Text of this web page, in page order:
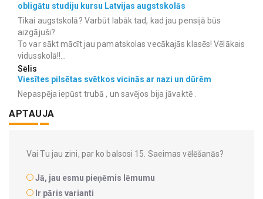
obligātu studiju kursu Latvijas augstskolās
Tikai augstskolā? Varbūt labāk tad, kad jau pensijā būs
aizgājuši?
To var sākt mācīt jau pamatskolas vecākajās klasēs! Vēlākais
vidusskolā!!...
Sēlis
Viesītes pilsētas svētkos vicinās ar nazi un dūrēm
Nepaspēja iepūst trubā , un savējos bija jāvaktē .
APTAUJA
Vai Tu jau zini, par ko balsosi 15. Saeimas vēlēšanās?
Jā, jau esmu pieņēmis lēmumu
Ir pāris varianti